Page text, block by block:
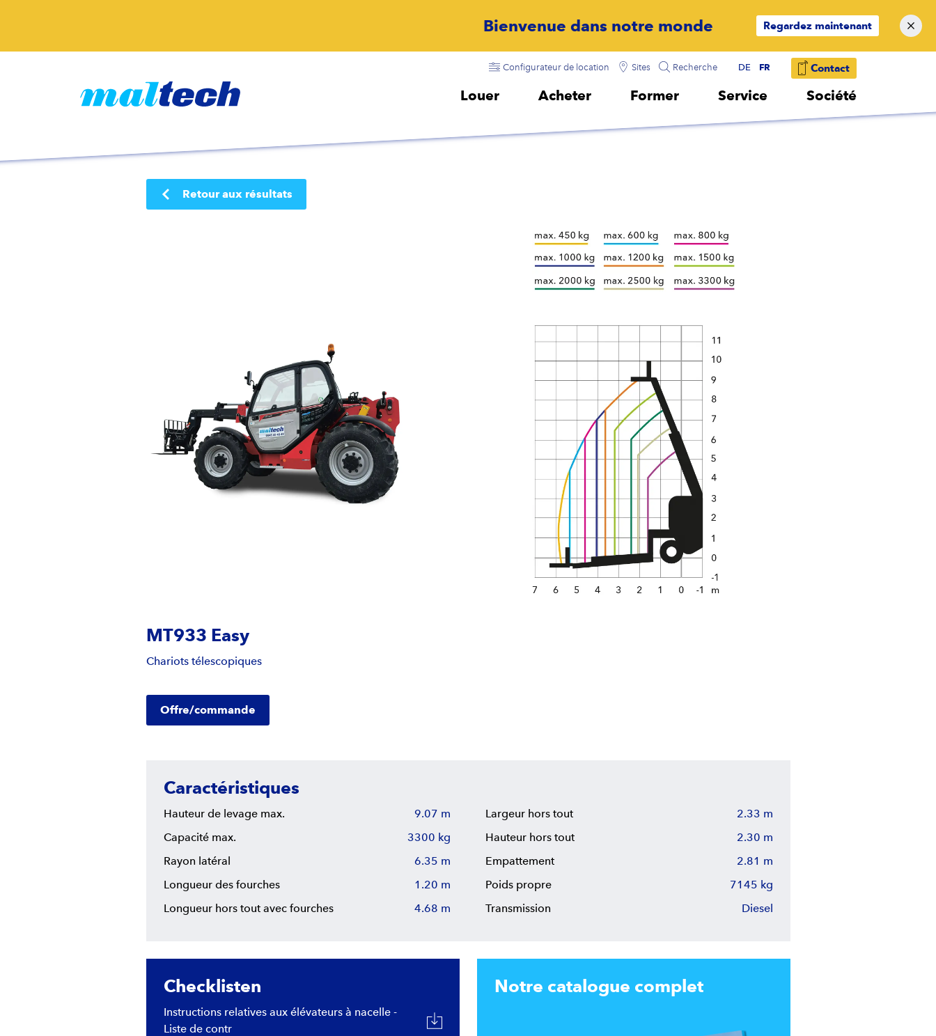
Bienvenue dans notre monde Regardez maintenant
Configurateur de location Sites Recherche DE FR Contact
Louer Acheter Former Service Société
Retour aux résultats
MT933 Easy
Chariots télescopiques
Offre/commande
Caractéristiques
Hauteur de levage max.
9.07 m
Capacité max.
3300 kg
Rayon latéral
6.35 m
Longueur des fourches
1.20 m
Longueur hors tout avec fourches
4.68 m
Largeur hors tout
2.33 m
Hauteur hors tout
2.30 m
Empattement
2.81 m
Poids propre
7145 kg
Transmission
Diesel
Checklisten
Instructions relatives aux élévateurs à nacelle -
Liste de contr
Notre catalogue complet